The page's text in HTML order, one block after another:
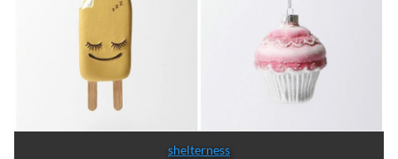
shelterness